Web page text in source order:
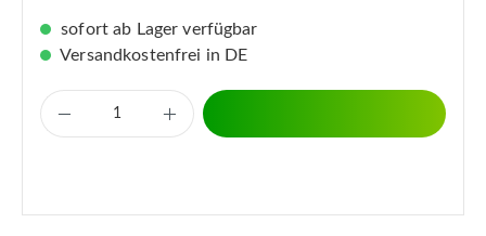
sofort ab Lager verfügbar
Versandkostenfrei in DE